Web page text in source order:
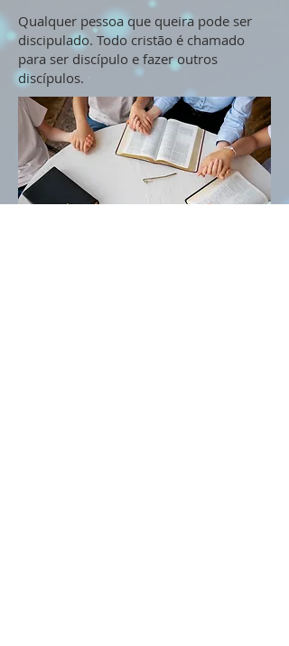
Qualquer pessoa que queira pode ser
discipulado. Todo cristão é chamado
para ser discípulo e fazer outros
discípulos.